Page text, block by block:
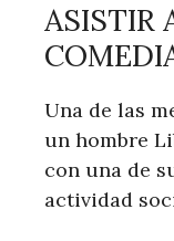
ASISTIR
Una de las
un hombre
con una de
actividad